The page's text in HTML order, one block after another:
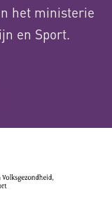
het ministerie
en Sport.